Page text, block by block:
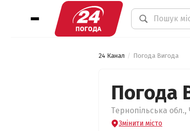
24 Канал Погода Вигода
Погода
Тернопільська
Змінити місто